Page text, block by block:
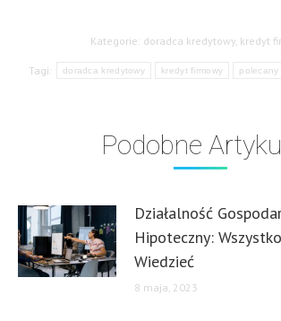
Kategorie: doradca kredytowy, kredyt
Tagi: doradca kredytowy kredyt firmowy
Podobne
Działalność
Hipoteczny:
Wiedzieć
8 maja, 2023